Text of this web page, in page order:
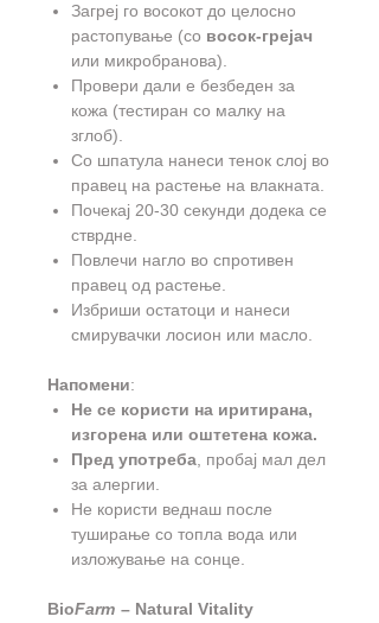
Загреј го восокот до целосно
растопување (со восок-грејач
или микробранова).
Провери дали е безбеден за
кожа (тестиран со малку на
зглоб).
Со шпатула нанеси тенок слој во
правец на растење на влакната.
Почекај 20-30 секунди додека се
стврдне.
Повлечи нагло во спротивен
правец од растење.
Избриши остатоци и нанеси
смирувачки лосион или масло.
Напомени:
Не се користи на иритирана,
изгорена или оштетена кожа.
Пред употреба, пробај мал дел
за алергии.
Не користи веднаш после
туширање со топла вода или
изложување на сонце.
BioFarm – Natural Vitality